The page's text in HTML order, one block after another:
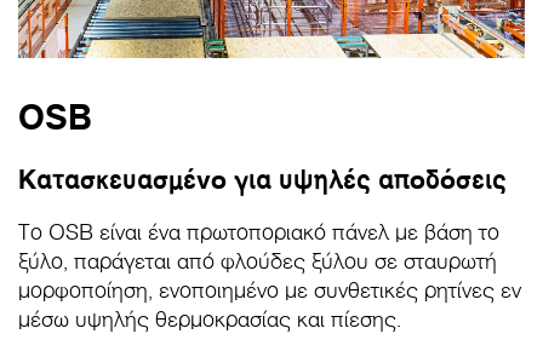
OSB
Κατασκευασμένο για υψηλές αποδόσεις
Το OSB είναι ένα πρωτοποριακό πάνελ με βάση το
ξύλο, παράγεται από φλούδες ξύλου σε σταυρωτή
μορφοποίηση, ενοποιημένο με συνθετικές ρητίνες εν
μέσω υψηλής θερμοκρασίας και πίεσης.